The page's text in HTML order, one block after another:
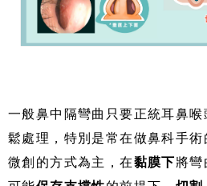
一般鼻中隔彎曲只要正統耳鼻
鬆處理，特別是常在做鼻科手術
微創的方式為主，在黏膜下將彎